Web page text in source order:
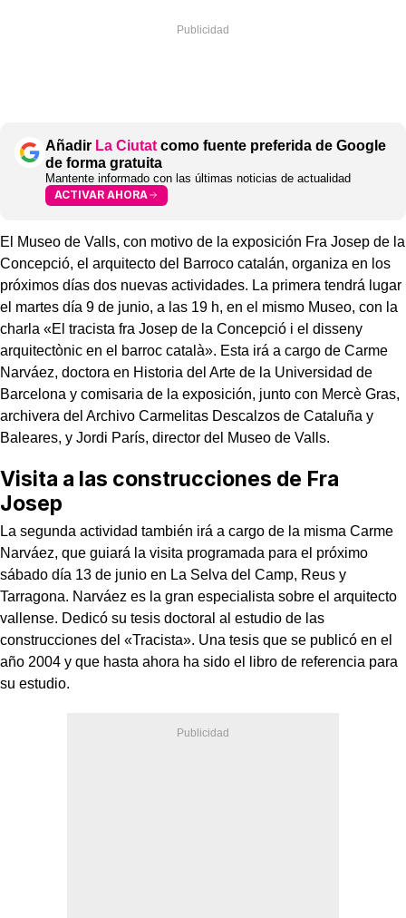
Añadir La Ciutat como fuente preferida de Google
de forma gratuita
Mantente informado con las últimas noticias de actualidad
ACTIVAR AHORA
El Museo de Valls, con motivo de la exposición Fra Josep de la
Concepció, el arquitecto del Barroco catalán, organiza en los
próximos días dos nuevas actividades. La primera tendrá lugar
el martes día 9 de junio, a las 19 h, en el mismo Museo, con la
charla «El tracista fra Josep de la Concepció i el disseny
arquitectònic en el barroc català». Esta irá a cargo de Carme
Narváez, doctora en Historia del Arte de la Universidad de
Barcelona y comisaria de la exposición, junto con Mercè Gras,
archivera del Archivo Carmelitas Descalzos de Cataluña y
Baleares, y Jordi París, director del Museo de Valls.
Visita a las construcciones de Fra
Josep
La segunda actividad también irá a cargo de la misma Carme
Narváez, que guiará la visita programada para el próximo
sábado día 13 de junio en La Selva del Camp, Reus y
Tarragona. Narváez es la gran especialista sobre el arquitecto
vallense. Dedicó su tesis doctoral al estudio de las
construcciones del «Tracista». Una tesis que se publicó en el
año 2004 y que hasta ahora ha sido el libro de referencia para
su estudio.